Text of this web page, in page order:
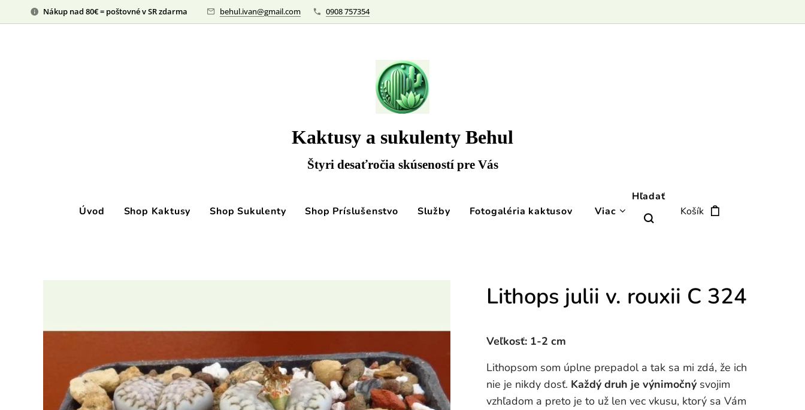
Nákup nad 80€ = poštovné v SR zdarma behul.ivan@gmail.com 0908 757354
Kaktusy a sukulenty Behul
Štyri desaťročia skúseností pre Vás
Úvod Shop Kaktusy Shop Sukulenty Shop Príslušenstvo Služby Fotogaléria kaktusov Viac
Hľadať
Košík
Lithops julii v. rouxii C 324
Veľkosť: 1-2 cm
Lithopsom som úplne prepadol a tak sa mi zdá, že ich
nie je nikdy dosť. Každý druh je výnimočný svojim
vzhľadom a preto je to už len vec vkusu, ktorý sa Vám